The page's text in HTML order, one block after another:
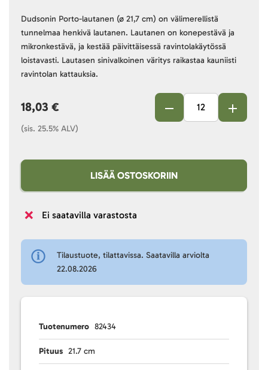
Dudsonin Porto-lautanen (ø 21,7 cm) on välimerellistä
tunnelmaa henkivä lautanen. Lautanen on konepestävä ja
mikronkestävä, ja kestää päivittäisessä ravintolakäytössä
loistavasti. Lautasen sinivalkoinen väritys raikastaa kauniisti
ravintolan kattauksia.
18,03 €
(sis. 25.5% ALV)
LISÄÄ OSTOSKORIIN
Ei saatavilla varastosta
Tilaustuote, tilattavissa. Saatavilla arviolta
22.08.2026
Tuotenumero 82434
Pituus 21.7 cm
gallery